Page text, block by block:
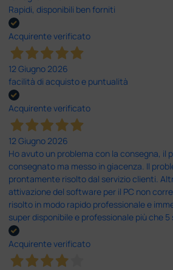
Rapidi, disponibili ben forniti
Acquirente verificato
12 Giugno 2026
facilità di acquisto e puntualità
Acquirente verificato
12 Giugno 2026
Ho avuto un problema con la consegna, il
consegnato ma messo in giacenza. Il
prontamente risolto dal servizio clienti.
attivazione del software per il PC non
risolto in modo rapido professionale e
super disponibile e professionale più che 5
Acquirente verificato